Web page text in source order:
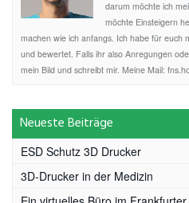
darum möchte ich
möchte Einsteigern
machen wie ich anfangs. Ich habe für euch
und bewertet. Falls ihr also Anregungen
mein Bild und schreibt mir. Meine Mail:
Neueste Beiträge
ESD Schutz 3D Drucker
3D-Drucker in der Medizin